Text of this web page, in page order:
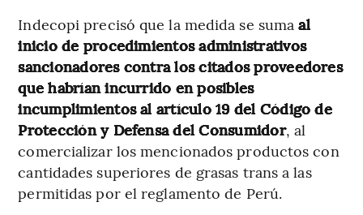
Indecopi precisó que la medida se sumaal
inicio de procedimientos administrativos
sancionadores contra los citados proveedores
que habrían incurrido en posibles
incumplimientos al artículo 19 del Código de
Protección y Defensa del Consumidor, al
comercializar los mencionados productos con
cantidades superiores de grasas trans a las
permitidas por el reglamento de Perú.